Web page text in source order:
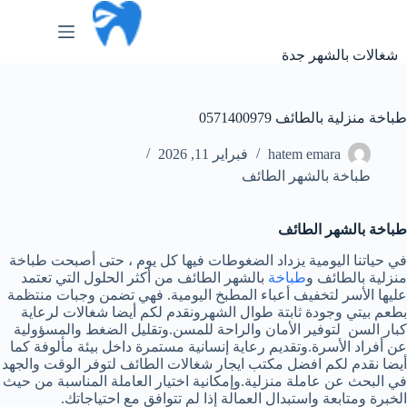
شغالات بالشهر جدة
طباخة منزلية بالطائف 0571400979
hatem emara
فبراير 11, 2026
طباخة بالشهر الطائف
طباخة بالشهر الطائف
في حياتنا اليومية يزداد الضغوطات فيها كل يوم ، حتى أصبحت طباخة
منزلية بالطائف وطباخة بالشهر الطائف من أكثر الحلول التي تعتمد
عليها الأسر لتخفيف أعباء المطبخ اليومية. فهي تضمن وجبات منتظمة
بطعم بيتي وجودة ثابتة طوال الشهرونقدم لكم أيضا شغالات لرعاية
كبار السن لتوفير الأمان والراحة للمسن.وتقليل الضغط والمسؤولية
عن أفراد الأسرة.وتقديم رعاية إنسانية مستمرة داخل بيئة مألوفة كما
أيضا نقدم لكم افضل مكتب ايجار شغالات الطائف لتوفر الوقت والجهد
في البحث عن عاملة منزلية.وإمكانية اختيار العاملة المناسبة من حيث
الخبرة ومتابعة واستبدال العمالة إذا لم تتوافق مع احتياجاتك.